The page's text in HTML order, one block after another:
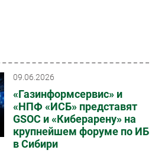
09.06.2026
«Газинформсервис» и
«НПФ «ИСБ» представят
GSOC и «Киберарену» на
крупнейшем форуме по ИБ
в Сибири